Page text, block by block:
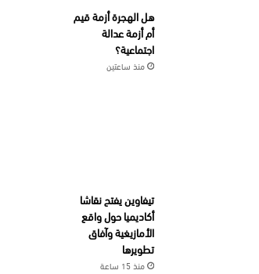
هل الهجرة أزمة قيم
أم أزمة عدالة
اجتماعية؟
منذ ساعتين
تيفاوين يفتح نقاشا
أكاديميا حول واقع
الأمازيغية وآفاق
تطويرها
منذ 15 ساعة